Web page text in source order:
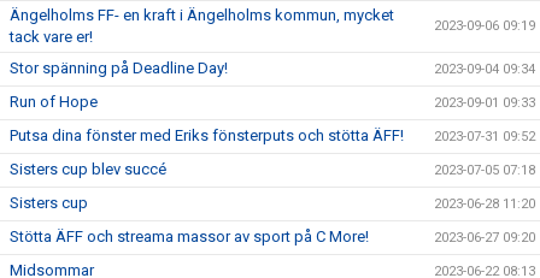
Ängelholms FF- en kraft i Ängelholms kommun, mycket
tack vare er!
2023-09-06 09:19
Stor spänning på Deadline Day! 2023-09-04 09:34
Run of Hope 2023-09-01 09:33
Putsa dina fönster med Eriks fönsterputs och stötta ÄFF! 2023-07-31 09:52
Sisters cup blev succé 2023-07-05 07:18
Sisters cup 2023-06-28 11:20
Stötta ÄFF och streama massor av sport på C More! 2023-06-27 09:20
Midsommar 2023-06-22 08:13